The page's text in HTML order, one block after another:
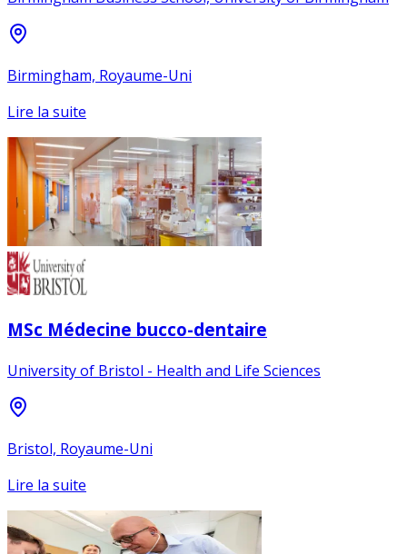
Birmingham, Royaume-Uni
Lire la suite
MSc Médecine bucco-dentaire
University of Bristol - Health and Life Sciences
Bristol, Royaume-Uni
Lire la suite